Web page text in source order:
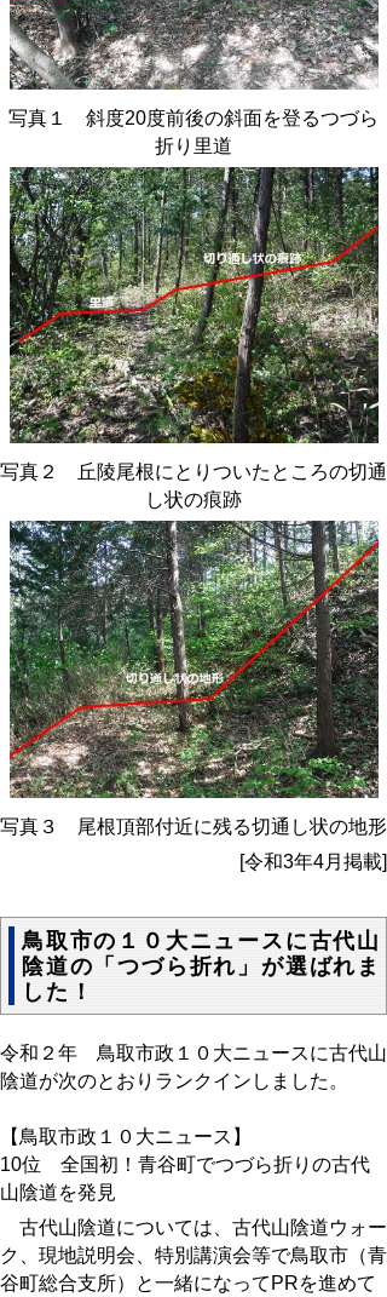
写真１ 斜度20度前後の斜面を登るつづら
折り里道
写真２ 丘陵尾根にとりついたところの切通
し状の痕跡
写真３ 尾根頂部付近に残る切通し状の地形
[令和3年4月掲載]
鳥取市の１０大ニュースに古代山
陰道の「つづら折れ」が選ばれま
した！
令和２年 鳥取市政１０大ニュースに古代山
陰道が次のとおりランクインしました。
【鳥取市政１０大ニュース】
10位 全国初！青谷町でつづら折りの古代
山陰道を発見
古代山陰道については、古代山陰道ウォー
ク、現地説明会、特別講演会等で鳥取市（青
谷町総合支所）と一緒になってPRを進めて